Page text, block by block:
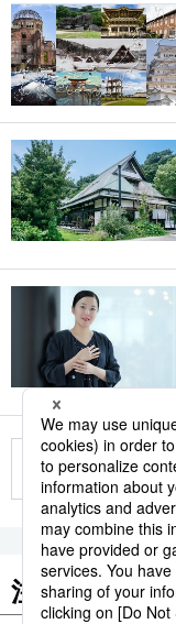
注目のキー